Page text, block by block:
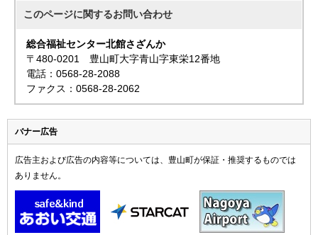
このページに関するお問い合わせ
総合福祉センター北館さざんか
〒480-0201 豊山町大字青山字東栄12番地
電話：0568-28-2088
ファクス：0568-28-2062
バナー広告
広告主および広告の内容等については、豊山町が保証・推奨するものでは
ありません。